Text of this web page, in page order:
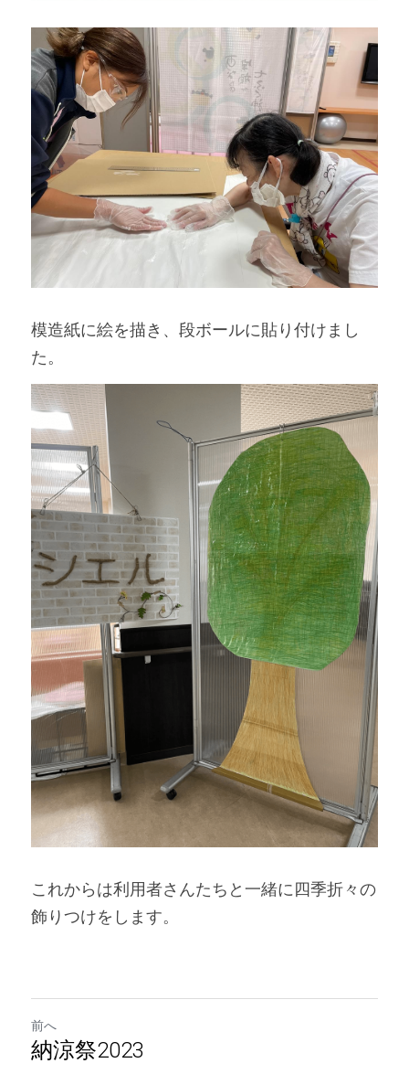
模造紙に絵を描き、段ボールに貼り付けまし
た。
これからは利用者さんたちと一緒に四季折々の
飾りつけをします。
前へ
納涼祭2023